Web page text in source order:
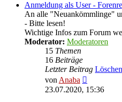
Anmeldung als User -
An alle "Neuankömmlinge"
- Bitte lesen!
Wichtige Infos zum Forum
Moderator: Moderatoren
15 Themen
16 Beiträge
Letzter Beitrag
von Anaba
Beitrag
23.07.2020, 15:36